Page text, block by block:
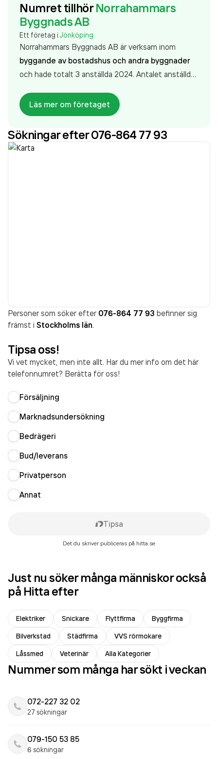
Numret tillhör Norrahammars
Byggnads AB
Ett företag i Jönköping
Norrahammars Byggnads AB är verksam inom
byggande av bostadshus och andra byggnader
och hade totalt 3 anställda 2024. Antalet anställda
jobbade 5 personer på företaget. Bolaget är ett
aktiebolag som varit aktivt sedan 2005.
Norrahammars Byggnads ABomsatte
16 482 000,00 krsenaste räkenskapsåret (2024).
Läs mer om företaget
Sökningar efter 076-864 77 93
Personer som söker efter 076-864 77 93 befinner sig
främst i Stockholms län.
Tipsa oss!
Vi vet mycket, men inte allt. Har du mer info om det här
telefonnumret? Berätta för oss!
Försäljning
Marknadsundersökning
Bedrägeri
Bud/leverans
Privatperson
Annat
Tipsa
Det du skriver publiceras på hitta.se
Just nu söker många människor också
på Hitta efter
Elektriker Snickare Flyttfirma
Byggfirma
Bilverkstad
Städfirma
VVS rörmokare
Låssmed
Veterinär Alla Kategorier
Nummer som många har sökt i veckan
072-227 32 02
27 sökningar
079-150 53 85
6 sökningar